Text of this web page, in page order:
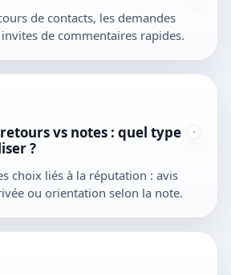
de contacts, les demandes
invites de commentaires rapides.
vs notes : quel type
?
choix liés à la réputation : avis
ou orientation selon la note.